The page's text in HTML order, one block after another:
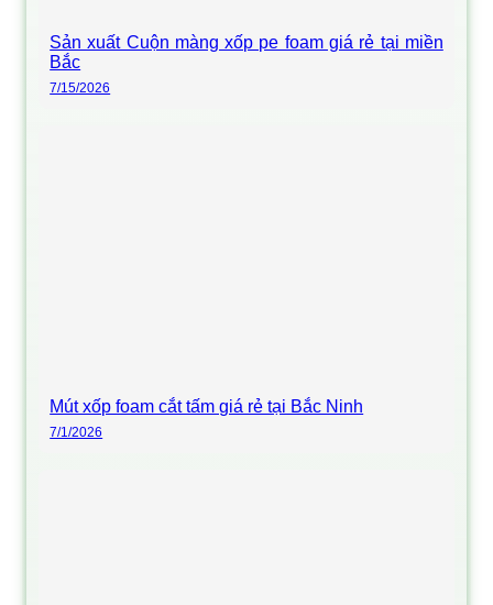
Sản xuất Cuộn màng xốp pe foam giá rẻ tại miền
Bắc
7/15/2026
Mút xốp foam cắt tấm giá rẻ tại Bắc Ninh
7/1/2026